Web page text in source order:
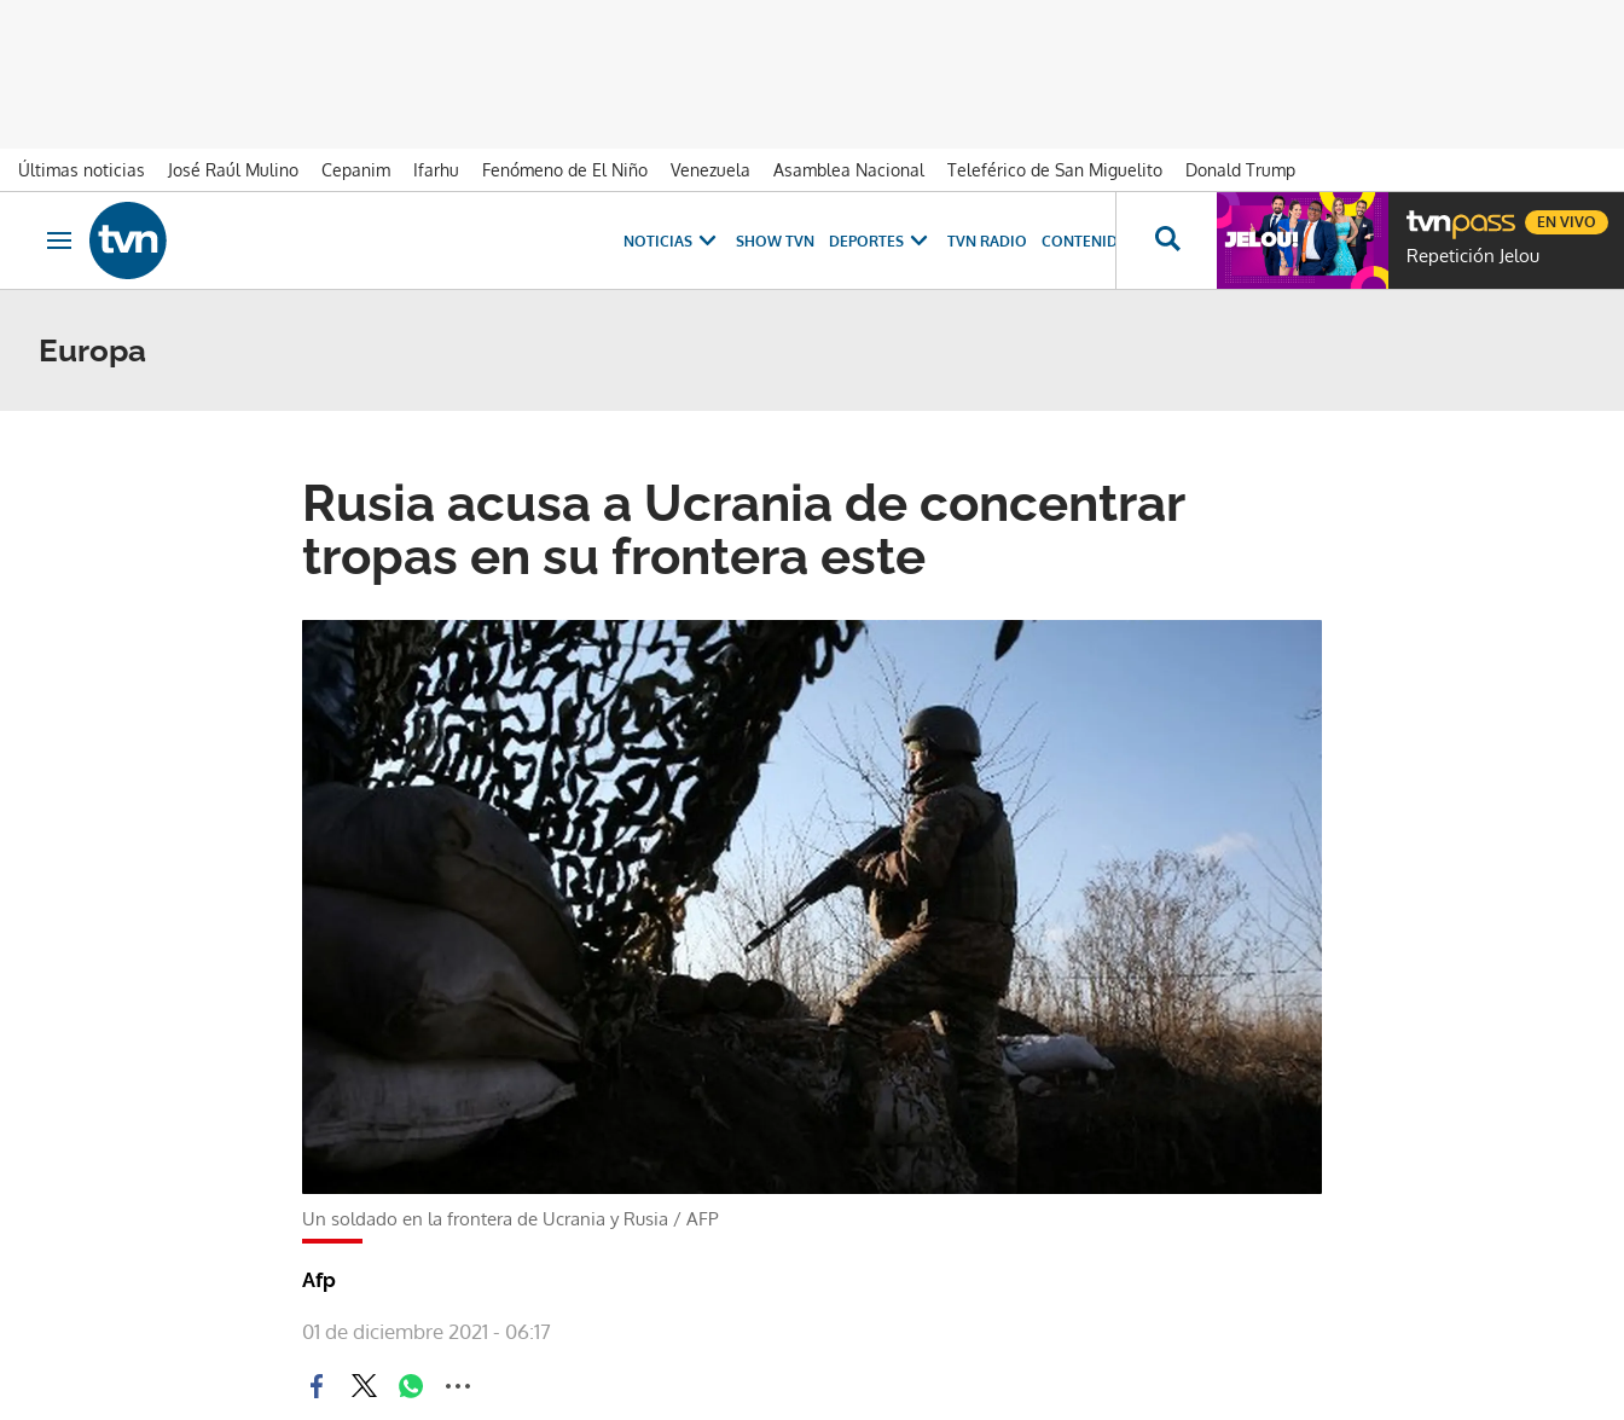
Últimas noticias José Raúl Mulino Cepanim Ifarhu Fenómeno de El Niño Venezuela Asamblea Nacional Teleférico de San Miguelito
Donald Trump
Ir al contenido
Obrir navegació
NOTICIAS SHOW TVN DEPORTES TVN RADIO CONTENIDOS ESPECIALES NOVELAS PROGRAMAS GENTE TVN
Repetición Jelou
EN VIVO
Europa
Rusia acusa a Ucrania de concentrar
tropas en su frontera este
Un soldado en la frontera de Ucrania y Rusia / AFP
Afp
01 de diciembre 2021 - 06:17